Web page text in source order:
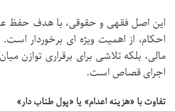
این اصل فقهی و حقوقی، با هدف حفظ
احکام، از اهمیت ویژه ای برخوردار
مالی، بلکه تلاشی برای برقراری توازن
اجرای قصاص است.
تفاوت با «هزینه اعدام» یا «پول طناب دار»